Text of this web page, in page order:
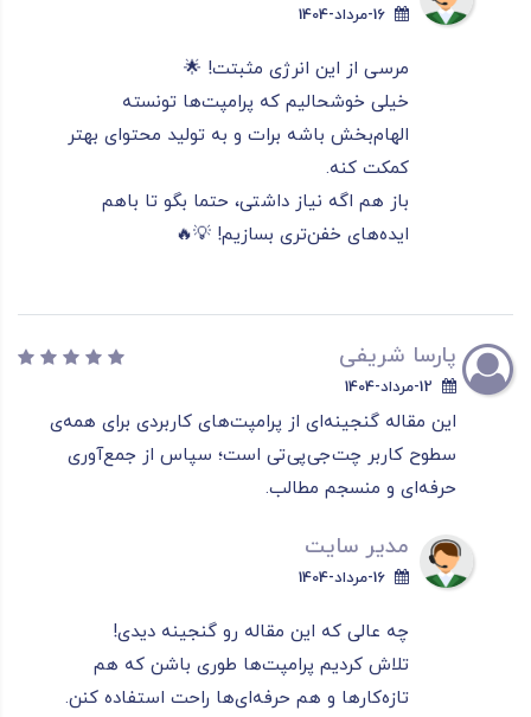
16-مرداد-1404
مرسی از این انرژی مثبتت! 🌟
خیلی خوشحالیم که پرامپت‌ها تونسته
الهام‌بخش باشه برات و به تولید محتوای بهتر
کمکت کنه.
باز هم اگه نیاز داشتی، حتما بگو تا باهم
ایده‌های خفن‌تری بسازیم! 💡🔥
پارسا شریفی
12-مرداد-1404
این مقاله گنجینه‌ای از پرامپت‌های کاربردی برای همه‌ی
سطوح کاربر چت‌جی‌پی‌تی است؛ سپاس از جمع‌آوری
حرفه‌ای و منسجم مطالب.
مدیر سایت
16-مرداد-1404
چه عالی که این مقاله رو گنجینه دیدی!
تلاش کردیم پرامپت‌ها طوری باشن که هم
تازه‌کارها و هم حرفه‌ای‌ها راحت استفاده کنن.